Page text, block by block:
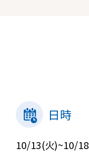
日時
10/13(火)~10/